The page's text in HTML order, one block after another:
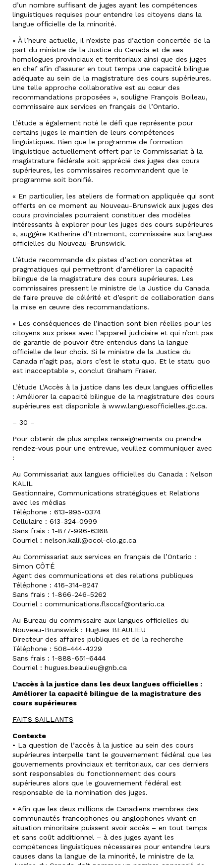
d’un nombre suffisant de juges ayant les compétences
linguistiques requises pour entendre les citoyens dans la
langue officielle de la minorité.
« À l’heure actuelle, il n’existe pas d’action concertée de la
part du ministre de la Justice du Canada et de ses
homologues provinciaux et territoriaux ainsi que des juges
en chef afin d’assurer en tout temps une capacité bilingue
adéquate au sein de la magistrature des cours supérieures.
Une telle approche collaborative est au cœur des
recommandations proposées », souligne François Boileau,
commissaire aux services en français de l’Ontario.
L’étude a également noté le défi que représente pour
certains juges le maintien de leurs compétences
linguistiques. Bien que le programme de formation
linguistique actuellement offert par le Commissariat à la
magistrature fédérale soit apprécié des juges des cours
supérieures, les commissaires recommandent que le
programme soit bonifié.
« En particulier, les ateliers de formation appliquée qui sont
offerts en ce moment au Nouveau-Brunswick aux juges des
cours provinciales pourraient constituer des modèles
intéressants à explorer pour les juges des cours supérieures
», suggère Katherine d’Entremont, commissaire aux langues
officielles du Nouveau-Brunswick.
L’étude recommande dix pistes d’action concrètes et
pragmatiques qui permettront d’améliorer la capacité
bilingue de la magistrature des cours supérieures. Les
commissaires pressent le ministre de la Justice du Canada
de faire preuve de célérité et d’esprit de collaboration dans
la mise en œuvre des recommandations.
« Les conséquences de l’inaction sont bien réelles pour les
citoyens aux prises avec l’appareil judiciaire et qui n’ont pas
de garantie de pouvoir être entendus dans la langue
officielle de leur choix. Si le ministre de la Justice du
Canada n’agit pas, alors c’est le statu quo. Et le statu quo
est inacceptable », conclut Graham Fraser.
L’étude L’Accès à la justice dans les deux langues officielles
: Améliorer la capacité bilingue de la magistrature des cours
supérieures est disponible à www.languesofficielles.gc.ca.
– 30 –
Pour obtenir de plus amples renseignements ou prendre
rendez-vous pour une entrevue, veuillez communiquer avec
:
Au Commissariat aux langues officielles du Canada : Nelson
KALIL
Gestionnaire, Communications stratégiques et Relations
avec les médias
Téléphone : 613-995-0374
Cellulaire : 613-324-0999
Sans frais : 1-877-996-6368
Courriel : nelson.kalil@ocol-clo.gc.ca
Au Commissariat aux services en français de l’Ontario :
Simon CÔTÉ
Agent des communications et des relations publiques
Téléphone : 416-314-8247
Sans frais : 1-866-246-5262
Courriel : communications.flsccsf@ontario.ca
Au Bureau du commissaire aux langues officielles du
Nouveau-Brunswick : Hugues BEAULIEU
Directeur des affaires publiques et de la recherche
Téléphone : 506-444-4229
Sans frais : 1-888-651-6444
Courriel : hugues.beaulieu@gnb.ca
L’accès à la justice dans les deux langues officielles :
Améliorer la capacité bilingue de la magistrature des
cours supérieures
FAITS SAILLANTS
Contexte
• La question de l’accès à la justice au sein des cours
supérieures interpelle tant le gouvernement fédéral que les
gouvernements provinciaux et territoriaux, car ces derniers
sont responsables du fonctionnement des cours
supérieures alors que le gouvernement fédéral est
responsable de la nomination des juges.
• Afin que les deux millions de Canadiens membres des
communautés francophones ou anglophones vivant en
situation minoritaire puissent avoir accès – en tout temps
et sans coût additionnel – à des juges ayant les
compétences linguistiques nécessaires pour entendre leurs
causes dans la langue de la minorité, le ministre de la